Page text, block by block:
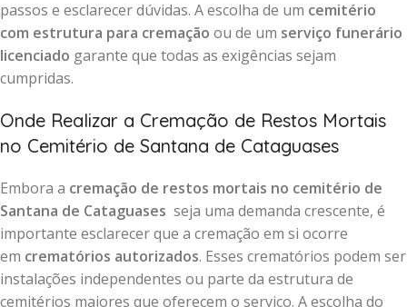
passos e esclarecer dúvidas. A escolha de um cemitério
com estrutura para cremação ou de um serviço funerário
licenciado garante que todas as exigências sejam
cumpridas.
Onde Realizar a Cremação de Restos Mortais
no Cemitério de Santana de Cataguases
Embora a cremação de restos mortais no cemitério de
Santana de Cataguases seja uma demanda crescente, é
importante esclarecer que a cremação em si ocorre
em crematórios autorizados. Esses crematórios podem ser
instalações independentes ou parte da estrutura de
cemitérios maiores que oferecem o serviço. A escolha do